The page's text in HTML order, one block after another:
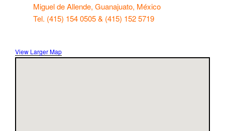
Miguel de Allende, Guanajuato, México
Tel. (415) 154 0505 & (415) 152 5719
View Larger Map